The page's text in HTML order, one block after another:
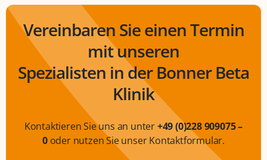
Vereinbaren Sie einen Termin
mit unseren
Spezialisten in der Bonner Beta
Klinik
Kontaktieren Sie uns an unter+49 (0)228 909075 –
0oder nutzen Sie unser Kontaktformular.